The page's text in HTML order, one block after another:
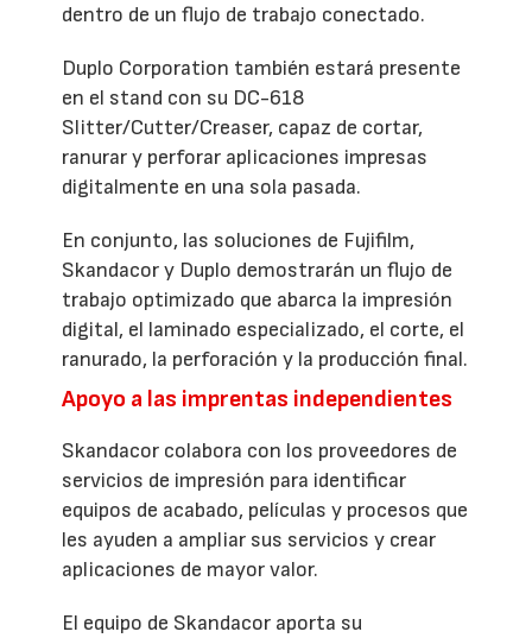
dentro de un flujo de trabajo conectado.
Duplo Corporation también estará presente
en el stand con su DC-618
Slitter/Cutter/Creaser, capaz de cortar,
ranurar y perforar aplicaciones impresas
digitalmente en una sola pasada.
En conjunto, las soluciones de Fujifilm,
Skandacor y Duplo demostrarán un flujo de
trabajo optimizado que abarca la impresión
digital, el laminado especializado, el corte, el
ranurado, la perforación y la producción final.
Apoyo a las imprentas independientes
Skandacor colabora con los proveedores de
servicios de impresión para identificar
equipos de acabado, películas y procesos que
les ayuden a ampliar sus servicios y crear
aplicaciones de mayor valor.
El equipo de Skandacor aporta su